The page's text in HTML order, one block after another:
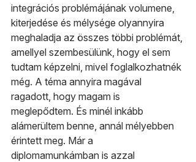
integrációs problémájának volumene,
kiterjedése és mélysége olyannyira
meghaladja az összes többi problémát,
amellyel szembesülünk, hogy el sem
tudtam képzelni, mivel foglalkozhatnék
még. A téma annyira magával
ragadott, hogy magam is
meglepődtem. És minél inkább
alámerültem benne, annál mélyebben
érintett meg. Már a
diplomamunkámban is azzal